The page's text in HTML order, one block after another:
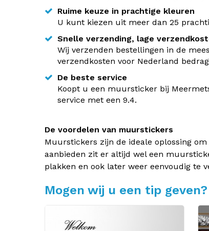
Ruime keuze in prachtige kleuren
U kunt kiezen uit meer dan 25
Snelle verzending, lage
Wij verzenden bestellingen in de
verzendkosten voor Nederland
De beste service
Koopt u een muursticker bij
service met een 9.4.
De voordelen van muurstickers
Muurstickers zijn de ideale oplossing
aanbieden zit er altijd wel een
plakken en ook later weer eenvoudig te
Mogen wij u een tip